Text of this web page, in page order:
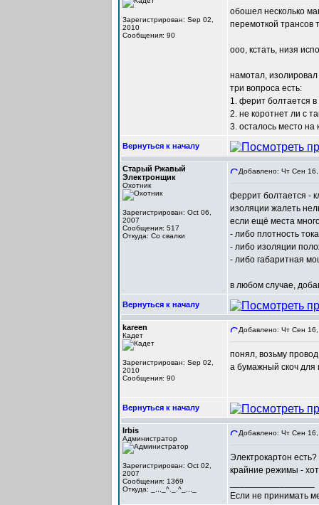
Зарегистрирован: Sep 02,
2010
Сообщения: 90
обошел несколько
перемоткой трансов
ооо, кстать, низя
намотал,
три вопроса есть:
1. ферит болтается
2. не коротнет ли с
3. осталось место на
Вернуться к началу
Старый Ржавый
Электронщик
Охотник
Зарегистрирован: Oct 06,
2007
Сообщения: 517
Откуда: Со свалки
Добавлено: Чт Сен
феррит болтается -
изоляции жалеть
если ещё места
- либо плотность
- либо изоляции
- либо габаритная
в любом случае,
Вернуться к началу
kareen
Кадет
Зарегистрирован: Sep 02,
2010
Сообщения: 90
Добавлено: Чт Сен
понял, возьму
а бумажный скоч для
Вернуться к началу
Irbis
Администратор
Зарегистрирован: Oct 02,
2007
Сообщения: 1369
Откуда: _,,,_^._.^_,,,_
Добавлено: Чт Сен
Электрокартон
крайние режимы -
Если не принимать